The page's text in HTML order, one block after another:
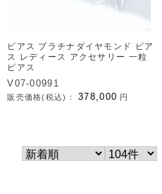
ピアス プラチナダイヤモンド ピア
ス レディース アクセサリー 一粒
ピアス
V07-00991
販売価格(税込)：378,000 円